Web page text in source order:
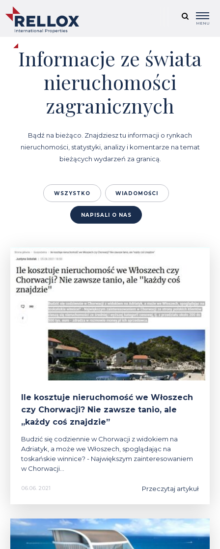
MENU
Informacje ze świata
nieruchomości
zagranicznych
Bądź na bieżąco. Znajdziesz tu informacji o rynkach
nieruchomości, statystyki, analizy i komentarze na temat
bieżących wydarzeń za granicą.
WSZYSTKO WIADOMOŚCI
NAPISALI O NAS
Ile kosztuje nieruchomość we Włoszech
czy Chorwacji? Nie zawsze tanio, ale
„każdy coś znajdzie”
Budzić się codziennie w Chorwacji z widokiem na
Adriatyk, a może we Włoszech, spoglądając na
toskańskie winnice? - Największym zainteresowaniem
w Chorwacji…
06.06. 2021 Przeczytaj artykuł